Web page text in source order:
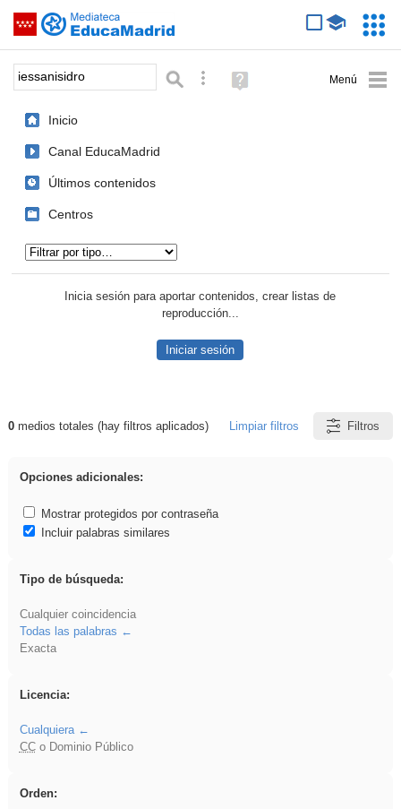
Saltar navegación
Palabra o frase: Búsqueda avanzada
Ayuda
(en
Inicio
Canal EducaMadrid
Últimos contenidos
Centros
Inicia sesión para aportar contenidos, crear listas de
reproducción...
Iniciar sesión
Resultados de: iessanisidro
0medios totales (hay filtros aplicados) Limpiar filtros Filtros
Opciones adicionales:
Mostrar protegidos por contraseña
Incluir palabras similares
Tipo de búsqueda:
Cualquier coincidencia
Todas las palabras
Exacta
Licencia:
Cualquiera
CCo Dominio Público
Orden: